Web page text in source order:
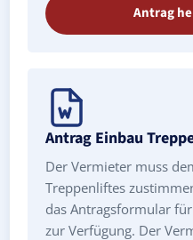
Antrag
Antrag Einbau
Der Vermieter muss
Treppenliftes
das Antragsformular
zur Verfügung. Der